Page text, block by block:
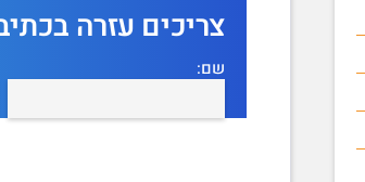
צריכים עזרה
שם: